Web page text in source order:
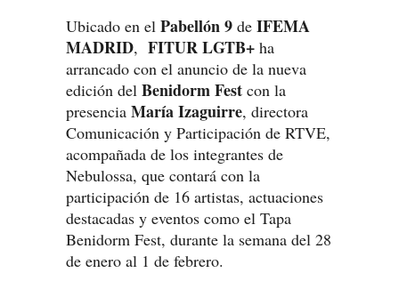
Ubicado en el Pabellón 9 de IFEMA
MADRID, FITUR LGTB+ ha
arrancado con el anuncio de la nueva
edición del Benidorm Fest con la
presencia María Izaguirre, directora
Comunicación y Participación de RTVE,
acompañada de los integrantes de
Nebulossa, que contará con la
participación de 16 artistas, actuaciones
destacadas y eventos como el Tapa
Benidorm Fest, durante la semana del 28
de enero al 1 de febrero.